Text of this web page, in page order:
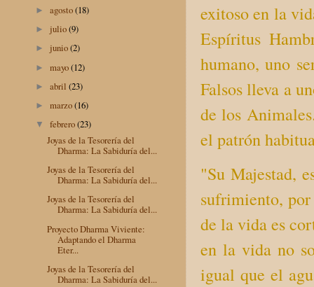
exitoso en la
Espíritus
humano, uno
Falsos lleva a
de los
el patrón
"Su Majestad,
sufrimiento,
de la vida es
en la vida no
igual que el
►agosto(18)
► julio(9)
► junio(2)
►mayo(12)
►abril(23)
►marzo(16)
▼febrero(23)
Joyas de la Tesorería del
Dharma: La Sabiduría del...
Joyas de la Tesorería del
Dharma: La Sabiduría del...
Joyas de la Tesorería del
Dharma: La Sabiduría del...
Proyecto Dharma Viviente:
Adaptando el Dharma
Eter...
Joyas de la Tesorería del
Dharma: La Sabiduría del...